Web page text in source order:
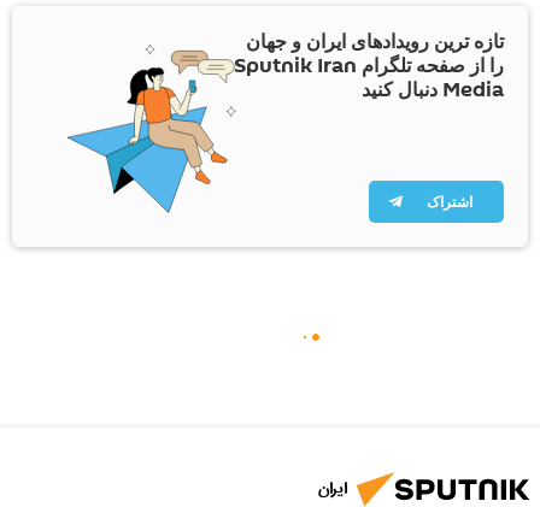
تازه ترین رویدادهای ایران و جهان
را از صفحه تلگرام Sputnik Iran
Media دنبال کنید
اشتراک
ایران